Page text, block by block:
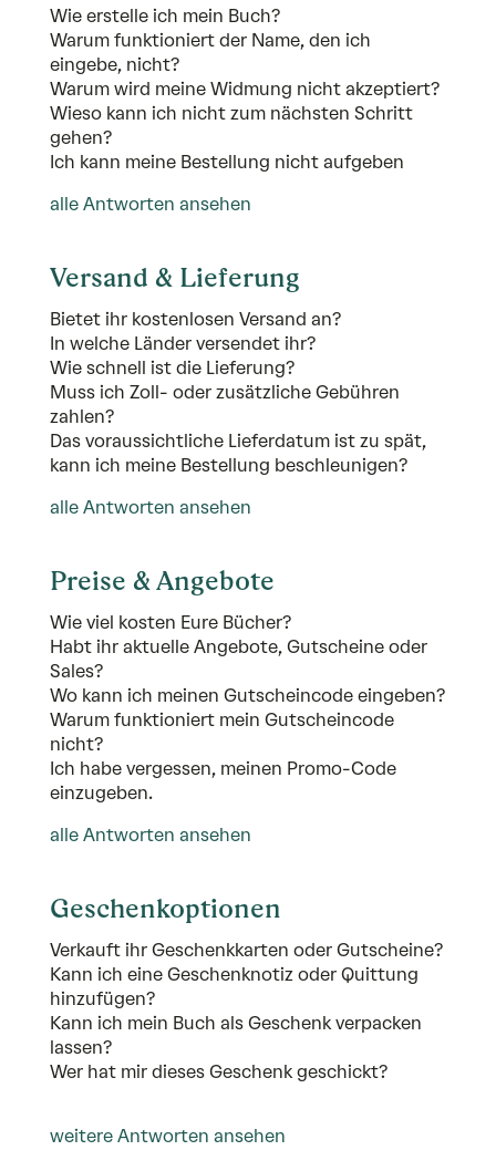
Wie erstelle ich mein Buch?
Warum funktioniert der Name, den ich
eingebe, nicht?
Warum wird meine Widmung nicht akzeptiert?
Wieso kann ich nicht zum nächsten Schritt
gehen?
Ich kann meine Bestellung nicht aufgeben
alle Antworten ansehen
Versand & Lieferung
Bietet ihr kostenlosen Versand an?
In welche Länder versendet ihr?
Wie schnell ist die Lieferung?
Muss ich Zoll- oder zusätzliche Gebühren
zahlen?
Das voraussichtliche Lieferdatum ist zu spät,
kann ich meine Bestellung beschleunigen?
alle Antworten ansehen
Preise & Angebote
Wie viel kosten Eure Bücher?
Habt ihr aktuelle Angebote, Gutscheine oder
Sales?
Wo kann ich meinen Gutscheincode eingeben?
Warum funktioniert mein Gutscheincode
nicht?
Ich habe vergessen, meinen Promo-Code
einzugeben.
alle Antworten ansehen
Geschenkoptionen
Verkauft ihr Geschenkkarten oder Gutscheine?
Kann ich eine Geschenknotiz oder Quittung
hinzufügen?
Kann ich mein Buch als Geschenk verpacken
lassen?
Wer hat mir dieses Geschenk geschickt?
weitere Antworten ansehen